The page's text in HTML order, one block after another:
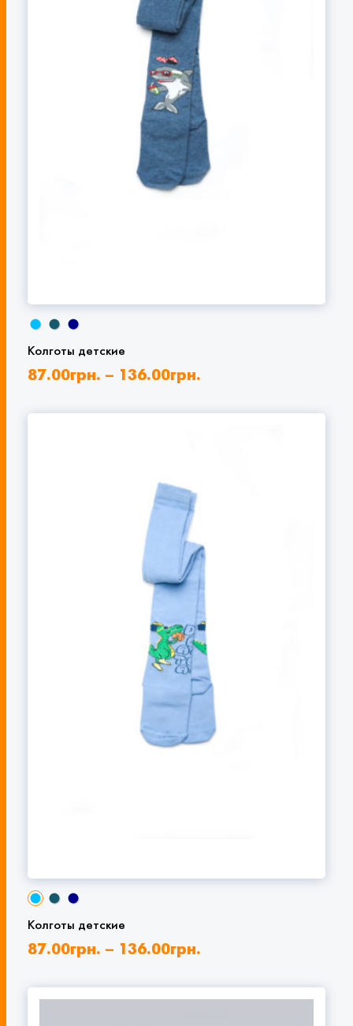
Колготы детские
87.00грн. – 136.00грн.
Колготы детские
87.00грн. – 136.00грн.